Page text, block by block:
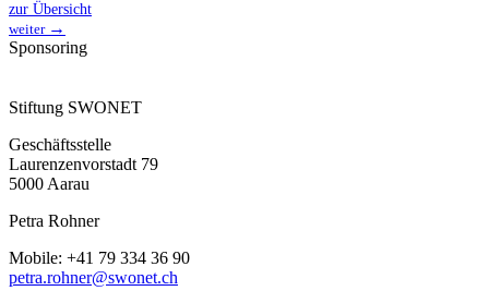
Copy
Link
zur Übersicht
weiter →
Sponsoring
Stiftung SWONET
Geschäftsstelle
Laurenzenvorstadt 79
5000 Aarau
Petra Rohner
Mobile: +41 79 334 36 90
petra.rohner@swonet.ch